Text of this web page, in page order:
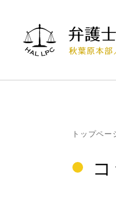
トップペー